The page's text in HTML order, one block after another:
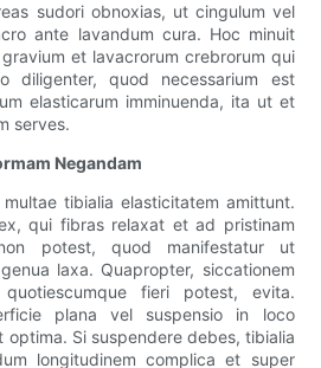
sudori obnoxias, ut cingulum vel
ante lavandum cura. Hoc minuit
et lavacrorum crebrorum qui
diligenter, quod necessarium est
elasticarum imminuenda, ita ut et
serves.
Negandam
tibialia elasticitatem amittunt.
qui fibras relaxat et ad pristinam
potest, quod manifestatur ut
laxa. Quapropter, siccationem
fieri potest, evita.
plana vel suspensio in loco
optima. Si suspendere debes, tibialia
longitudinem complica et super